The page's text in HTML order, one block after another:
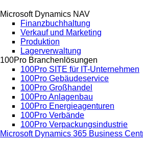
Microsoft Dynamics NAV
Finanzbuchhaltung
Verkauf und Marketing
Produktion
Lagerverwaltung
100Pro Branchenlösungen
100Pro SITE für IT-Unternehmen
100Pro Gebäudeservice
100Pro Großhandel
100Pro Anlagenbau
100Pro Energieagenturen
100Pro Verbände
100Pro Verpackungsindustrie
Microsoft Dynamics 365 Business